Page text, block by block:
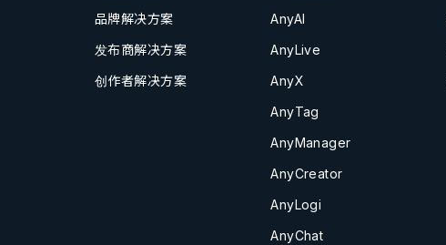
品牌解决方案
发布商解决方案
创作者解决方案
AnyAI
AnyLive
AnyX
AnyTag
AnyManager
AnyCreator
AnyLogi
AnyChat